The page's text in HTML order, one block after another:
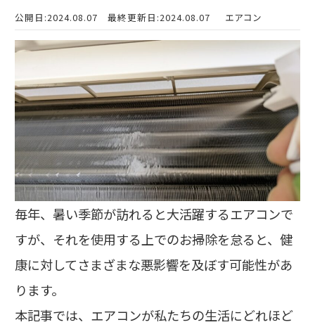
公開日:2024.08.07 最終更新日:2024.08.07 エアコン
毎年、暑い季節が訪れると大活躍するエアコンで
すが、それを使用する上でのお掃除を怠ると、健
康に対してさまざまな悪影響を及ぼす可能性があ
ります。
本記事では、エアコンが私たちの生活にどれほど